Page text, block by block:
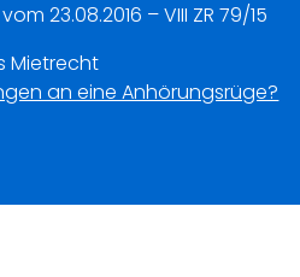
23.08.2016 – VIII ZR 79/15
Mietrecht
an eine Anhörungsrüge?